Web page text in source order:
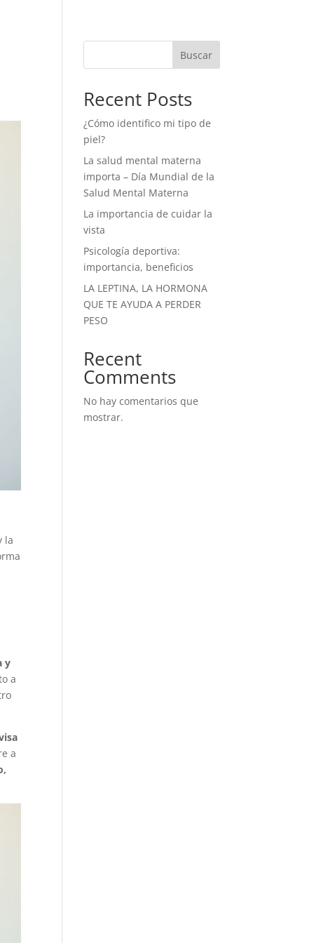
la
y
a
a
Buscar
Recent Posts
¿Cómo identifico mi tipo de
piel?
La salud mental materna
importa – Día Mundial de la
Salud Mental Materna
La importancia de cuidar la
vista
Psicología deportiva:
importancia, beneficios
LA LEPTINA, LA HORMONA
QUE TE AYUDA A PERDER
PESO
Recent
Comments
No hay comentarios que
mostrar.